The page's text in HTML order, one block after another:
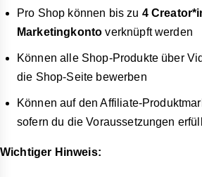
Pro Shop können bis zu 4
Marketingkonto verknüpft werden
Können alle Shop-Produkte über
die Shop-Seite bewerben
Können auf den Affiliate-
sofern du die Voraussetzungen
Wichtiger Hinweis: